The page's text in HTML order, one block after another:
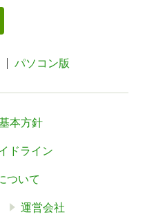
パソコン版
本方針
ドライン
ついて
運営会社